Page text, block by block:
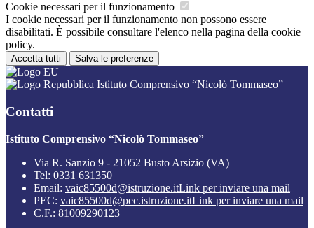
Cookie necessari per il funzionamento
I cookie necessari per il funzionamento non possono essere
disabilitati. È possibile consultare l'elenco nella pagina della cookie
policy.
Accetta tutti Salva le preferenze
Istituto Comprensivo “Nicolò Tommaseo”
Contatti
Istituto Comprensivo “Nicolò Tommaseo”
Via R. Sanzio 9 - 21052 Busto Arsizio (VA)
Tel: 0331 631350
Email: vaic85500d@istruzione.itLink per inviare una mail
PEC: vaic85500d@pec.istruzione.itLink per inviare una mail
C.F.: 81009290123